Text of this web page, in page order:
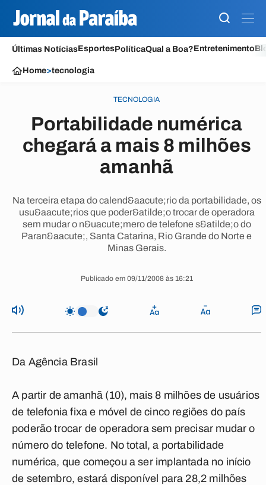
Últimas NotíciasEsportesPolíticaQual a Boa?Entretenimento
Home>tecnologia
TECNOLOGIA
Portabilidade numérica
chegará a mais 8 milhões
amanhã
Na terceira etapa do calend&aacute;rio da portabilidade, os
usu&aacute;rios que poder&atilde;o trocar de operadora
sem mudar o n&uacute;mero de telefone s&atilde;o do
Paran&aacute;, Santa Catarina, Rio Grande do Norte e
Minas Gerais.
Publicado em 09/11/2008 às 16:21
Da Agência Brasil
A partir de amanhã (10), mais 8 milhões de usuários
de telefonia fixa e móvel de cinco regiões do país
poderão trocar de operadora sem precisar mudar o
número do telefone. No total, a portabilidade
numérica, que começou a ser implantada no início
de setembro, estará disponível para 28,2 milhões